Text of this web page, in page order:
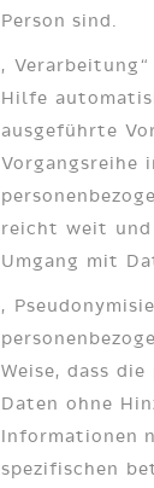
Person sind.
Hilfe
ausgeführte
Vorgangsreihe
reicht weit
Umgang mit
Weise, dass die
Daten ohne
Informationen
spezifischen